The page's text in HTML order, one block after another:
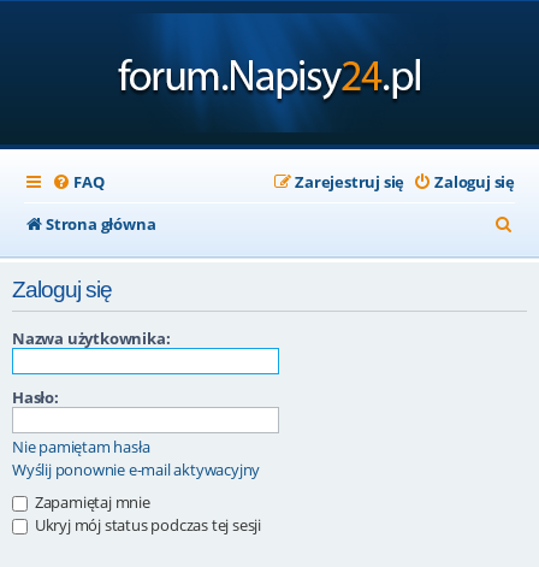
FAQ Zaloguj się
Zarejestruj się
Strona główna
z
Zaloguj się
Nazwa użytkownika:
Hasło:
Nie pamiętam hasła
Wyślij ponownie e-mail aktywacyjny
Zapamiętaj mnie
Ukryj mój status podczas tej sesji